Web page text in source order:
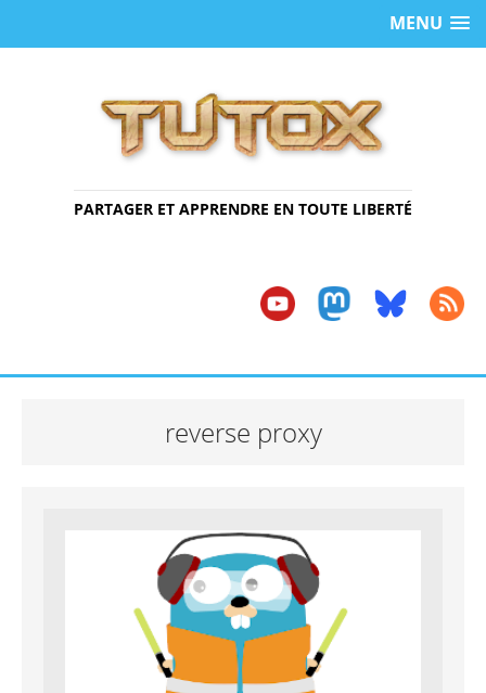
MENU
PARTAGER ET APPRENDRE EN TOUTE LIBERTÉ
reverse proxy